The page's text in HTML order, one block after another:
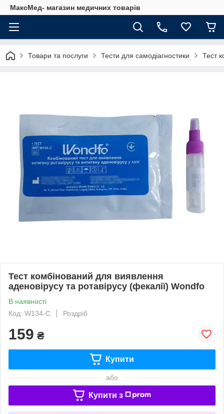
МаксМед- магазин медичних товарів
Товари та послуги Тести для самодіагностики Тест
Тест комбінований для виявлення
аденовірусу та ротавірусу (фекалії) Wondfo
В наявності
Код: W134-С
Роздріб
159 ₴
Купити
або
Купити з